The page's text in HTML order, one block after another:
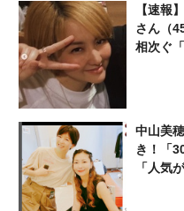
【速報
さん（
相次ぐ
中山美
き！「
「人気